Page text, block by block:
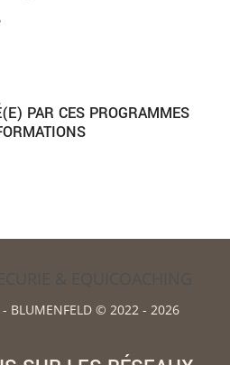
PAR CES PROGRAMMES
BLUMENFELD © 2022 - 2026